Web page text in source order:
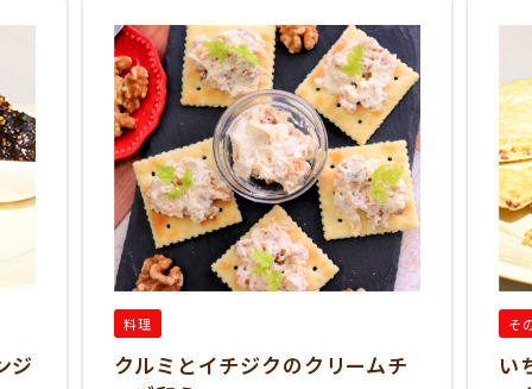
ジ
料理
クルミとイチジクのクリームチ
そ
い